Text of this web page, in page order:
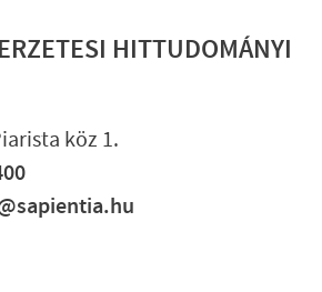
HITTUDOMÁNYI
köz 1.